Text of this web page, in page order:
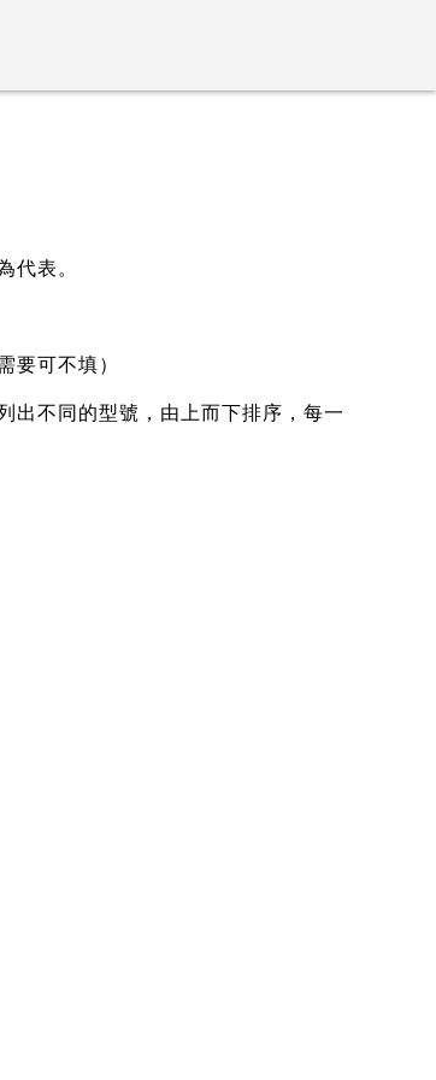
表。
可不填）
出不同的型號，由上而下排序，每一